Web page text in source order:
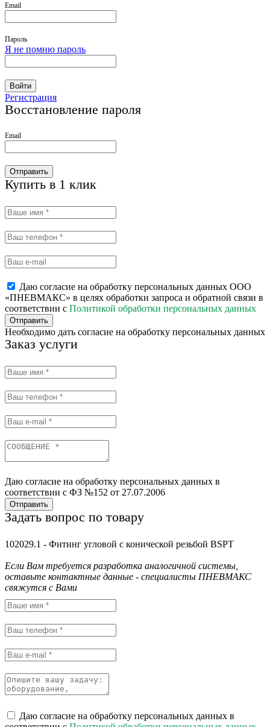
Email
Пароль
Я не помню пароль
Войти
Регистрация
Восстановление пароля
Email
Отправить
Купить в 1 клик
Даю согласие на обработку персональных данных ООО
«ПНЕВМАКС» в целях обработки запроса и обратной связи в
соответствии с Политикой обработки персональных данных
Отправить
Необходимо дать согласие на обработку персональных данных
Заказ услуги
Даю согласие на обработку персональных данных в
соответствии с ФЗ №152 от 27.07.2006
Отправить
Задать вопрос по товару
102029.1 - Фитинг угловой с конической резьбой BSPT
Если Вам требуется разработка аналогичной системы,
оставьте контактные данные - специалисты ПНЕВМАКС
свяжутся с Вами
Даю согласие на обработку персональных данных в